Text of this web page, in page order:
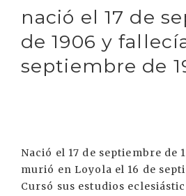
nació el 17 de
de 1906 y
septiembre de
Nació el 17 de septiembre de
murió en Loyola el 16 de
Cursó sus estudios